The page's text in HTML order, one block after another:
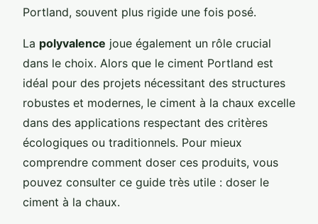
Portland, souvent plus rigide une fois posé.
La polyvalence joue également un rôle crucial
dans le choix. Alors que le ciment Portland est
idéal pour des projets nécessitant des structures
robustes et modernes, le ciment à la chaux excelle
dans des applications respectant des critères
écologiques ou traditionnels. Pour mieux
comprendre comment doser ces produits, vous
pouvez consulter ce guide très utile : doser le
ciment à la chaux.